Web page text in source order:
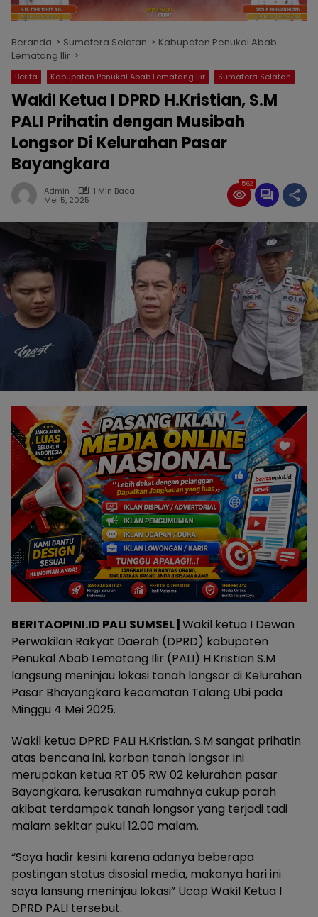
Beranda Sumatera Selatan
Kabupaten Penukal Abab
Lematang Ilir
Berita Kabupaten Penukal Abab Lematang Ilir Sumatera Selatan
Wakil Ketua I DPRD H.Kristian, S.M
PALI Prihatin dengan Musibah
Longsor Di Kelurahan Pasar
Bayangkara
Admin
1 Min Baca
Mei 5, 2025
562
BERITAOPINI.ID PALI SUMSEL |Wakil ketua I Dewan
Perwakilan Rakyat Daerah (DPRD) kabupaten
Penukal Abab Lematang Ilir (PALI) H.Kristian S.M
langsung meninjau lokasi tanah longsor di Kelurahan
Pasar Bhayangkara kecamatan Talang Ubi pada
Minggu 4 Mei 2025.
Wakil ketua DPRD PALI H.Kristian, S.M sangat prihatin
atas bencana ini, korban tanah longsor ini
merupakan ketua RT 05 RW 02 kelurahan pasar
Bayangkara, kerusakan rumahnya cukup parah
akibat terdampak tanah longsor yang terjadi tadi
malam sekitar pukul 12.00 malam.
“Saya hadir kesini karena adanya beberapa
postingan status disosial media, makanya hari ini
saya lansung meninjau lokasi” Ucap Wakil Ketua I
DPRD PALI tersebut.